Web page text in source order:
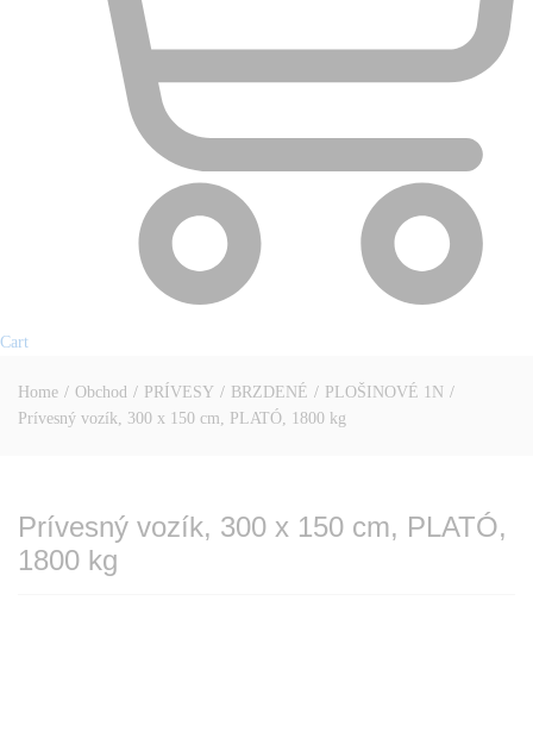
Cart
Home / Obchod / PRÍVESY / BRZDENÉ / PLOŠINOVÉ 1N /
Prívesný vozík, 300 x 150 cm, PLATÓ, 1800 kg
Prívesný vozík, 300 x 150 cm, PLATÓ,
1800 kg